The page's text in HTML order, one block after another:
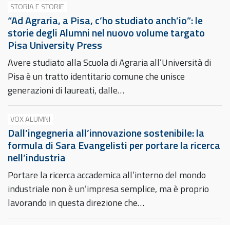
STORIA E STORIE
“Ad Agraria, a Pisa, c’ho studiato anch’io”: le
storie degli Alumni nel nuovo volume targato
Pisa University Press
Avere studiato alla Scuola di Agraria all’Università di
Pisa è un tratto identitario comune che unisce
generazioni di laureati, dalle…
VOX ALUMNI
Dall’ingegneria all’innovazione sostenibile: la
formula di Sara Evangelisti per portare la ricerca
nell’industria
Portare la ricerca accademica all’interno del mondo
industriale non è un’impresa semplice, ma è proprio
lavorando in questa direzione che…